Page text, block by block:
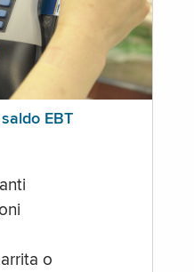
EBT
o